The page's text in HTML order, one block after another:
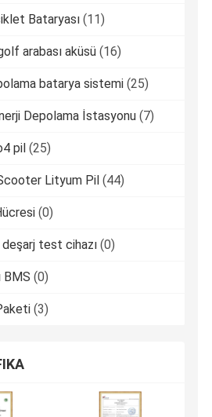
Bataryası (11)
arabası aküsü (16)
batarya sistemi (25)
Depolama İstasyonu (7)
pil (25)
Lityum Pil (44)
(0)
test cihazı (0)
BMS (0)
(3)